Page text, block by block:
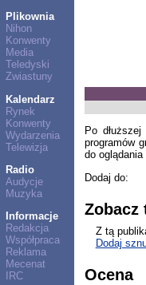
Plikownia
Nihon
Konwenty
Media
Teledyski
Zwiastuny
Kalendarz
Rynek
Konwenty
Wydarzenia
Telewizja
Radio
Audycje
Muzyka
Informacje
Redakcja
Współpraca
Reklama
Mecenat
IRC
Po
programów
do
Dodaj do:
Zobacz
Z tą
Dodaj
Ocena